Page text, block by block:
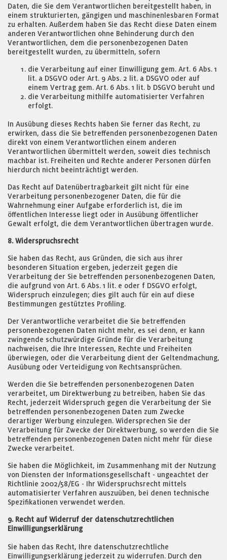
Daten, die Sie dem Verantwortlichen bereitgestellt haben, in
einem strukturierten, gängigen und maschinenlesbaren Format
zu erhalten. Außerdem haben Sie das Recht diese Daten einem
anderen Verantwortlichen ohne Behinderung durch den
Verantwortlichen, dem die personenbezogenen Daten
bereitgestellt wurden, zu übermitteln, sofern
die Verarbeitung auf einer Einwilligung gem. Art. 6 Abs. 1
lit. a DSGVO oder Art. 9 Abs. 2 lit. a DSGVO oder auf
einem Vertrag gem. Art. 6 Abs. 1 lit. b DSGVO beruht und
die Verarbeitung mithilfe automatisierter Verfahren
erfolgt.
In Ausübung dieses Rechts haben Sie ferner das Recht, zu
erwirken, dass die Sie betreffenden personenbezogenen Daten
direkt von einem Verantwortlichen einem anderen
Verantwortlichen übermittelt werden, soweit dies technisch
machbar ist. Freiheiten und Rechte anderer Personen dürfen
hierdurch nicht beeinträchtigt werden.
Das Recht auf Datenübertragbarkeit gilt nicht für eine
Verarbeitung personenbezogener Daten, die für die
Wahrnehmung einer Aufgabe erforderlich ist, die im
öffentlichen Interesse liegt oder in Ausübung öffentlicher
Gewalt erfolgt, die dem Verantwortlichen übertragen wurde.
8. Widerspruchsrecht
Sie haben das Recht, aus Gründen, die sich aus ihrer
besonderen Situation ergeben, jederzeit gegen die
Verarbeitung der Sie betreffenden personenbezogenen Daten,
die aufgrund von Art. 6 Abs. 1 lit. e oder f DSGVO erfolgt,
Widerspruch einzulegen; dies gilt auch für ein auf diese
Bestimmungen gestütztes Profiling.
Der Verantwortliche verarbeitet die Sie betreffenden
personenbezogenen Daten nicht mehr, es sei denn, er kann
zwingende schutzwürdige Gründe für die Verarbeitung
nachweisen, die Ihre Interessen, Rechte und Freiheiten
überwiegen, oder die Verarbeitung dient der Geltendmachung,
Ausübung oder Verteidigung von Rechtsansprüchen.
Werden die Sie betreffenden personenbezogenen Daten
verarbeitet, um Direktwerbung zu betreiben, haben Sie das
Recht, jederzeit Widerspruch gegen die Verarbeitung der Sie
betreffenden personenbezogenen Daten zum Zwecke
derartiger Werbung einzulegen. Widersprechen Sie der
Verarbeitung für Zwecke der Direktwerbung, so werden die Sie
betreffenden personenbezogenen Daten nicht mehr für diese
Zwecke verarbeitet.
Sie haben die Möglichkeit, im Zusammenhang mit der Nutzung
von Diensten der Informationsgesellschaft - ungeachtet der
Richtlinie 2002/58/EG - Ihr Widerspruchsrecht mittels
automatisierter Verfahren auszuüben, bei denen technische
Spezifikationen verwendet werden.
9. Recht auf Widerruf der datenschutzrechtlichen
Einwilligungserklärung
Sie haben das Recht, Ihre datenschutzrechtliche
Einwilligungserklärung jederzeit zu widerrufen. Durch den